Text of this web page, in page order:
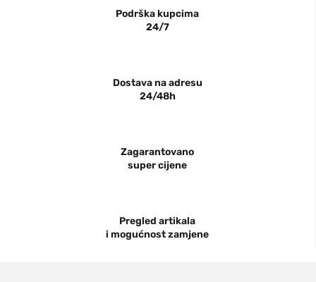
Podrška kupcima
24/7
Dostava na adresu
24/48h
Zagarantovano
super cijene
Pregled artikala
i mogućnost zamjene